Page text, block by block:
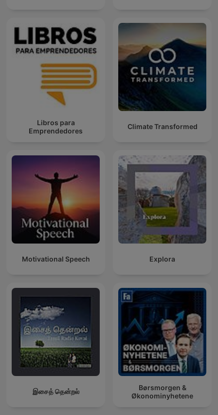
Libros para
Emprendedores
Climate Transformed
Motivational Speech Explora
இசைத் தென்றல்
Børsmorgen &
Økonominyhetene